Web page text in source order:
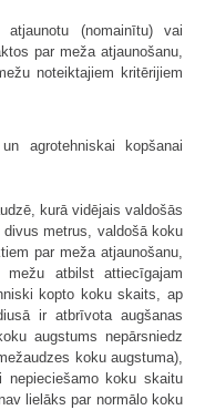
(nomainītu) vai
par meža atjaunošanu,
noteiktajiem kritērijiem
agrotehniskai kopšanai
kurā vidējais valdošās
metrus, valdošā koku
par meža atjaunošanu,
mežu atbilst attiecīgajam
kopto koku skaits, ap
ir atbrīvota augšanas
augstums nepārsniedz
koku augstuma),
nepieciešamo koku skaitu
lielāks par normālo koku